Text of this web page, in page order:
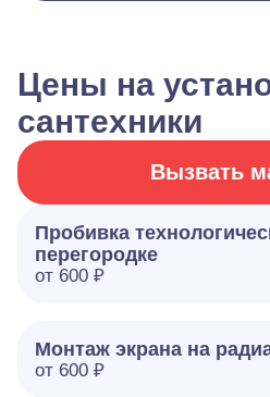
Цены на
сантехники
Вызвать
Пробивка
перегородке
от 600 ₽
Монтаж экрана на
от 600 ₽